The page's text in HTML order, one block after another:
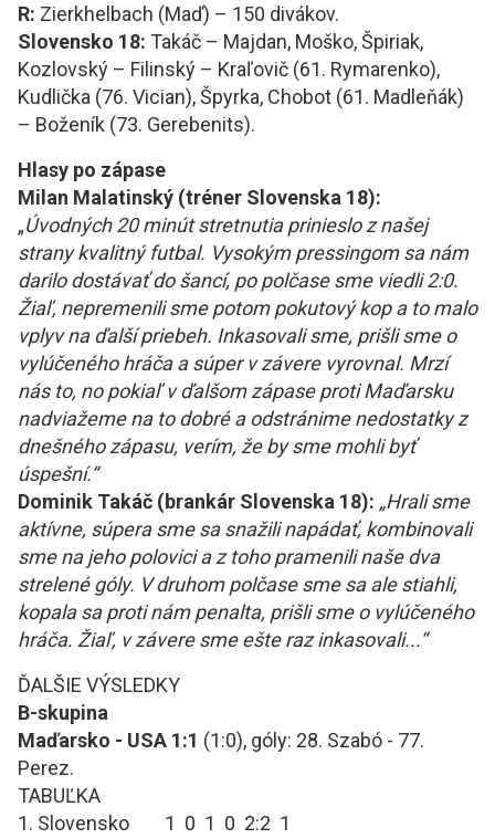
R: Zierkhelbach (Maď) – 150 divákov.
Slovensko 18: Takáč – Majdan, Moško, Špiriak,
Kozlovský – Filinský – Kraľovič (61. Rymarenko),
Kudlička (76. Vician), Špyrka, Chobot (61. Madleňák)
– Boženík (73. Gerebenits).
Hlasy po zápase
Milan Malatinský (tréner S lovenska 18):
„Úvodných 20 minút stretnutia prinieslo z našej
strany kvalitný futbal. Vysokým pressingom sa nám
darilo dostávať do šancí, po polčase sme viedli 2:0.
Žiaľ, nepremenili sme potompokutový kop a to malo
vplyv na ďalšípriebeh. Inkasovali sme, prišlismeo
vylúčeného hráča a súper v závere vyrovnal. Mrzí
nás to, no pokiaľ v ďalšom zápaseproti Maďarsku
nadviažeme na to dobré a odstránime nedostatky z
dnešného zápasu, verím, že by sme mohli byť
úspešní.“
Dominik Takáč (brankár S lovenska 18): „Hralisme
aktívne, súpera sme sa snažili napádať, kombinovali
smena jeho polovici a z toho pramenili naše dva
strelené góly. V druhom polčase sme saalestiahli,
kopala sa proti námpenalta, prišli sme o vylúčeného
hráča. Žiaľ, vzávere sme ešte raz inkasovali...“
ĎALŠIE VÝSLEDKY
B-skupina
Maďarsko - USA 1:1 (1:0), góly: 28. Szabó - 77.
Perez.
TABUĽKA
1. Slovensko 1 0 1 0 2:2 1